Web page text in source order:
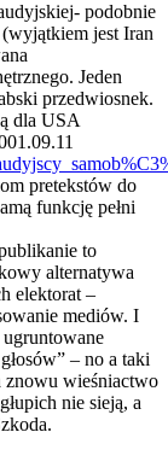
podobnie
jest Iran
Jeden
przedwiosnek.
dla USA
pretekstów do
funkcję pełni
to
alternatywa
elektorat –
mediów. I
– no a taki
znowu wieśniactwo
nie sieją, a